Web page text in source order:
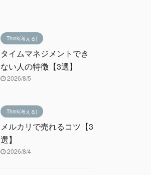
Think(考える)
タイムマネジメントでき
ない人の特徴【3選】
2026/8/5
Think(考える)
メルカリで売れるコツ【3
選】
2026/8/4